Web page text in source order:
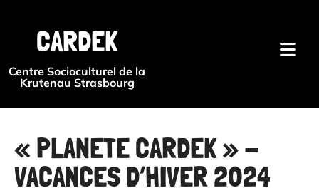
CARDEK
Centre Socioculturel de la
Krutenau Strasbourg
« PLANETE CARDEK » -
VACANCES D’HIVER 2024